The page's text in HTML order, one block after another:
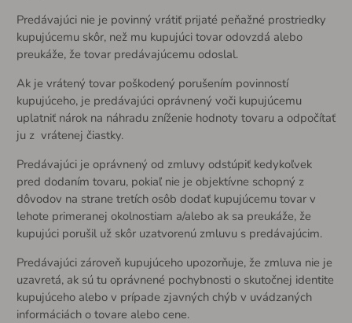
Predávajúci nie je povinný vrátiť prijaté peňažné prostriedky
kupujúcemu skôr, než mu kupujúci tovar odovzdá alebo
preukáže, že tovar predávajúcemu odoslal.
Ak je vrátený tovar poškodený porušením povinností
kupujúceho, je predávajúci oprávnený voči kupujúcemu
uplatniť nárok na náhradu zníženie hodnoty tovaru a odpočítať
ju z vrátenej čiastky.
Predávajúci je oprávnený od zmluvy odstúpiť kedykoľvek
pred dodaním tovaru, pokiaľ nie je objektívne schopný z
dôvodov na strane tretích osôb dodať kupujúcemu tovar v
lehote primeranej okolnostiam a/alebo ak sa preukáže, že
kupujúci porušil už skôr uzatvorenú zmluvu s predávajúcim.
Predávajúci zároveň kupujúceho upozorňuje, že zmluva nie je
uzavretá, ak sú tu oprávnené pochybnosti o skutočnej identite
kupujúceho alebo v prípade zjavných chýb v uvádzaných
informáciách o tovare alebo cene.